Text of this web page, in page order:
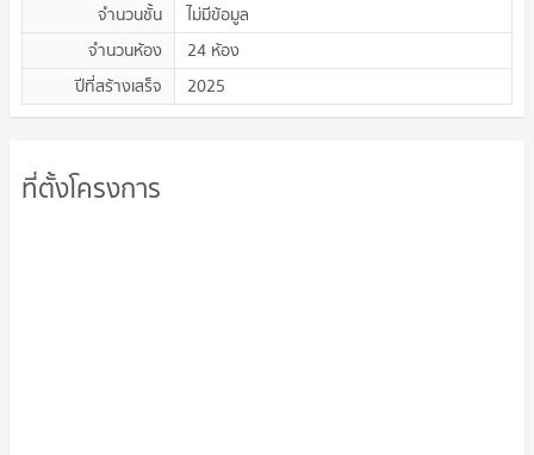
จำนวนชั้น
ไม่มีข้อมูล
จำนวนห้อง
24 ห้อง
ปีที่สร้างเสร็จ
2025
ที่ตั้งโครงการ